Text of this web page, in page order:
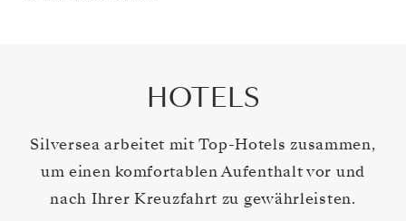
HOTELS
Silversea arbeitet mit Top-Hotels zusammen,
um einen komfortablen Aufenthalt vor und
nach Ihrer Kreuzfahrt zu gewährleisten.